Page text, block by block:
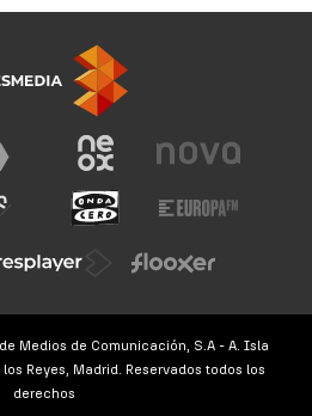
Medios de Comunicación, S.A - A. Isla
Reyes, Madrid. Reservados todos los
derechos